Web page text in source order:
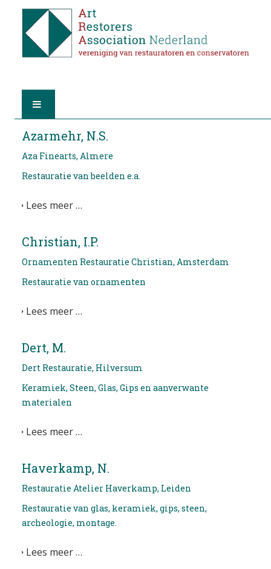
HOME
OVER A.R.A.
EDUCATIE
NIEUWS
CONTACT
Azarmehr, N.S.
Aza Finearts, Almere
Restauratie van beelden e.a.
Lees meer …
Christian, I.P.
Ornamenten Restauratie Christian, Amsterdam
Restauratie van ornamenten
Lees meer …
Dert, M.
Dert Restauratie, Hilversum
Keramiek, Steen, Glas, Gips en aanverwante
materialen
Lees meer …
Haverkamp, N.
Restauratie Atelier Haverkamp, Leiden
Restauratie van glas, keramiek, gips, steen,
archeologie, montage.
Lees meer …